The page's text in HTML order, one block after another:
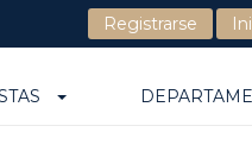
Registrarse